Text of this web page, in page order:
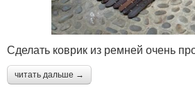
Сделать коврик из ремней очень
читать дальше →